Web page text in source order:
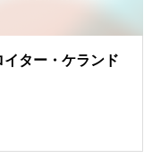
ター・ケランド